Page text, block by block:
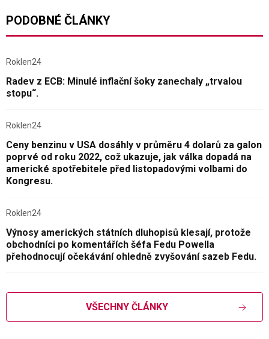
PODOBNÉ ČLÁNKY
Roklen24
Radev z ECB: Minulé inflační šoky zanechaly „trvalou
stopu“.
Roklen24
Ceny benzinu v USA dosáhly v průměru 4 dolarů za galon
poprvé od roku 2022, což ukazuje, jak válka dopadá na
americké spotřebitele před listopadovými volbami do
Kongresu.
Roklen24
Výnosy amerických státních dluhopisů klesají, protože
obchodníci po komentářích šéfa Fedu Powella
přehodnocují očekávání ohledně zvyšování sazeb Fedu.
VŠECHNY ČLÁNKY